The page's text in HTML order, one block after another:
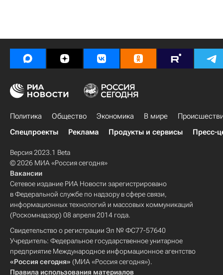
Политика Общество Экономика В мире
Спецпроекты
Реклама Продукты и сервисы Пресс-
Версия 2023.1 Beta
© 2026 МИА «Россия сегодня»
Вакансии
Сетевое издание РИА Новости зарегистрировано
в Федеральной службе по надзору в сфере связи,
информационных технологий и массовых коммуникаций
(Роскомнадзор) 08 апреля 2014 года.
Свидетельство о регистрации Эл № ФС77-57640
Учредитель: Федеральное государственное унитарное
предприятие Международное информационное агентство
«Россия сегодня» (МИА «Россия сегодня»).
Правила использования материалов